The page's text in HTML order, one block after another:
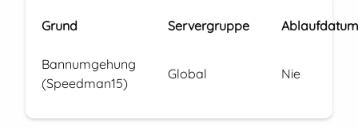
Grund Servergruppe
Bannumgehung
(Speedman15)
Global Nie